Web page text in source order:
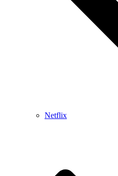
Netflix